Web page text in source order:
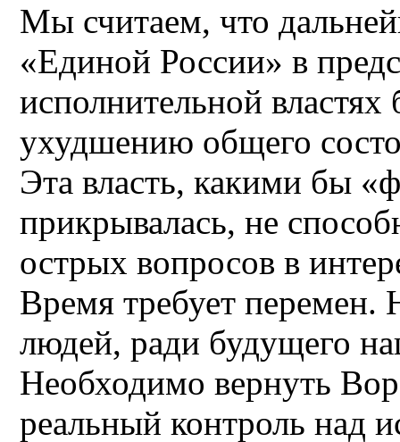
Мы считаем, что
«Единой России» в
исполнительной
ухудшению общего
Эта власть, какими бы
прикрывалась, не
острых вопросов в
Время требует
людей, ради будущего
Необходимо вернуть
реальный контроль над